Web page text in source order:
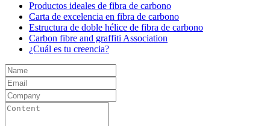
Productos ideales de fibra de carbono
Carta de excelencia en fibra de carbono
Estructura de doble hélice de fibra de carbono
Carbon fibre and graffiti Association
¿Cuál es tu creencia?